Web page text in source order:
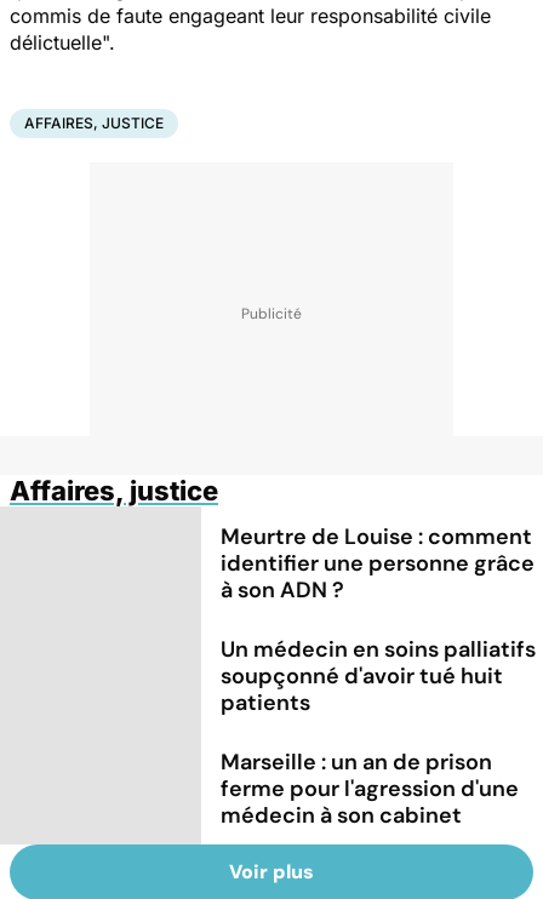
commis de faute engageant leur responsabilité civile
délictuelle".
AFFAIRES, JUSTICE
Affaires, justice
Meurtre de Louise : comment
identifier une personne grâce
à son ADN ?
Un médecin en soins palliatifs
soupçonné d'avoir tué huit
patients
Marseille : un an de prison
ferme pour l'agression d'une
médecin à son cabinet
Voir plus